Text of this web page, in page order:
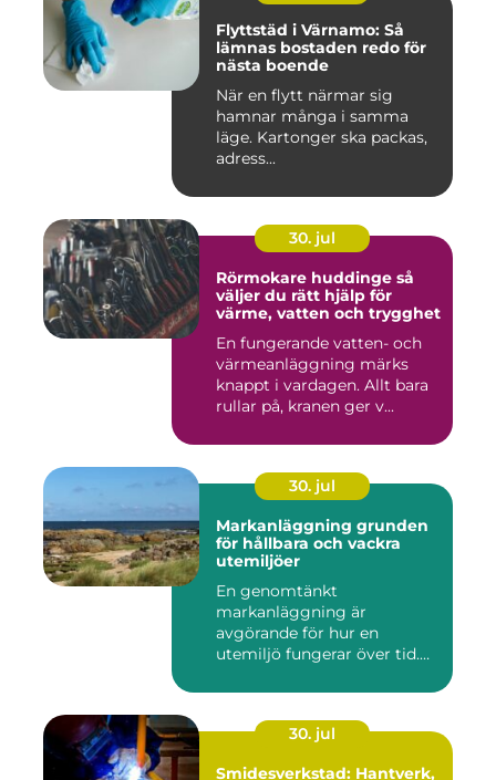
Flyttstäd i Värnamo: Så
lämnas bostaden redo för
nästa boende
När en flytt närmar sig
hamnar många i samma
läge. Kartonger ska packas,
adress...
30. jul
Rörmokare huddinge så
väljer du rätt hjälp för
värme, vatten och trygghet
En fungerande vatten- och
värmeanläggning märks
knappt i vardagen. Allt bara
rullar på, kranen ger v...
30. jul
Markanläggning grunden
för hållbara och vackra
utemiljöer
En genomtänkt
markanläggning är
avgörande för hur en
utemiljö fungerar över tid.
30. jul
Smidesverkstad: Hantverk,